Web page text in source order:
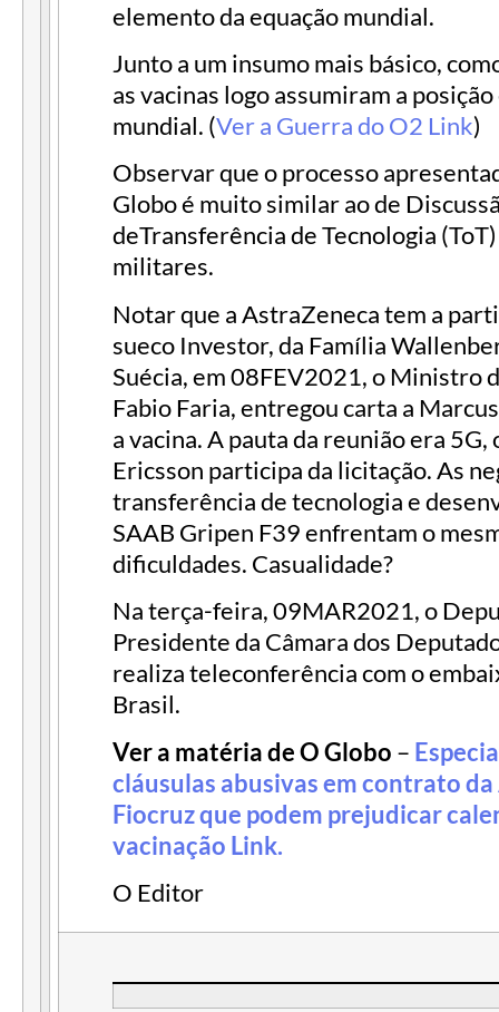
elemento da equação mundial.
Junto a um insumo mais básico,
as vacinas logo assumiram a
mundial. (Ver a Guerra do O2 Link)
Observar que o processo
Globo é muito similar ao de
deTransferência de Tecnologia
militares.
Notar que a AstraZeneca tem a
sueco Investor, da Família
Suécia, em 08FEV2021, o Ministro
Fabio Faria, entregou carta a
a vacina. A pauta da reunião era 5G,
Ericsson participa da licitação. As
transferência de tecnologia e
SAAB Gripen F39 enfrentam o
dificuldades. Casualidade?
Na terça-feira, 09MAR2021, o
Presidente da Câmara dos
realiza teleconferência com o
Brasil.
Ver a matéria de O Globo –
cláusulas abusivas em contrato
Fiocruz que podem prejudicar
vacinação Link.
O Editor